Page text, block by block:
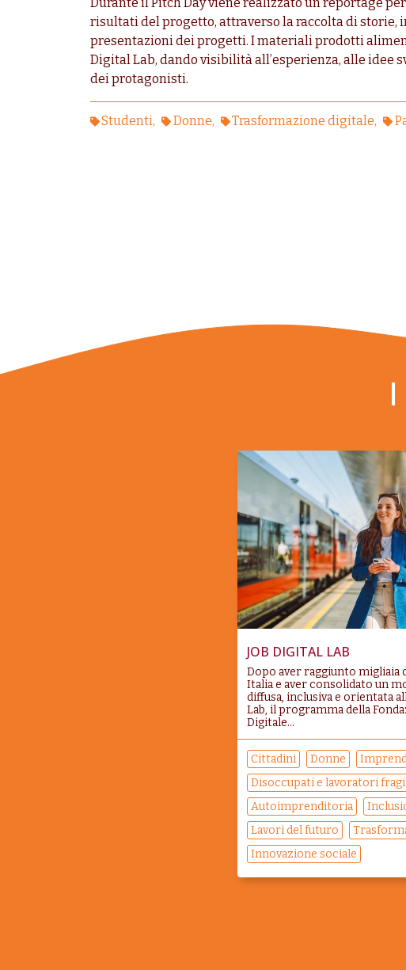
Durante il Pitch Day viene realizzato un reportage
risultati del progetto, attraverso la raccolta di storie,
presentazioni dei progetti. I materiali prodotti
Digital Lab, dando visibilità all’esperienza, alle idee
dei protagonisti.
Studenti Donne Trasformazione digitale
JOB DIGITAL LAB
Dopo aver raggiunto migliaia
Italia e aver consolidato un
diffusa, inclusiva e orientata
Lab, il programma della
Digitale...
Cittadini Donne
Disoccupati e lavoratori
Autoimprenditoria
Lavori del futuro
Innovazione sociale